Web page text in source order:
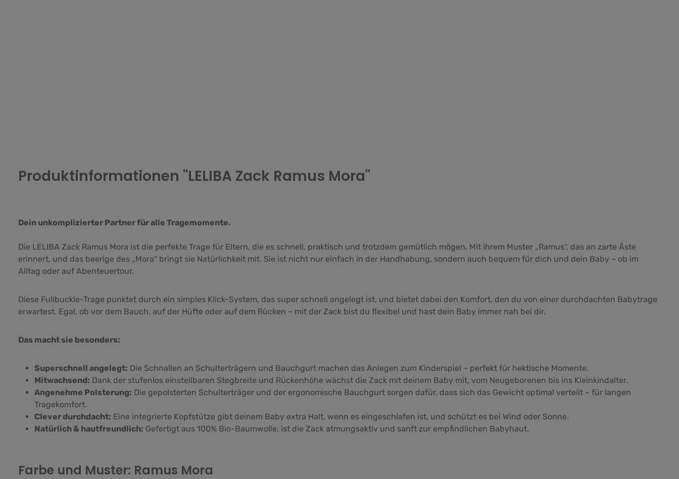
Produktinformationen "LELIBA Zack Ramus Mora"
Dein unkomplizierter Partner für alle Tragemomente.
Die LELIBA Zack Ramus Mora ist die perfekte Trage für Eltern, die es schnell, praktisch und trotzdem gemütlich mögen. Mit ihrem Muster „Ramus“, das an zarte Äste
erinnert, und das beerige des „Mora“ bringt sie Natürlichkeit mit. Sie ist nicht nur einfach in der Handhabung, sondern auch bequem für dich und dein Baby – ob im
Alltag oder auf Abenteuertour.
Diese Fullbuckle-Trage punktet durch ein simples Klick-System, das super schnell angelegt ist, und bietet dabei den Komfort, den du von einer durchdachten Babytrage
erwartest. Egal, ob vor dem Bauch, auf der Hüfte oder auf dem Rücken – mit der Zack bist du flexibel und hast dein Baby immer nah bei dir.
Das macht sie besonders:
Superschnell angelegt: Die Schnallen an Schulterträgern und Bauchgurt machen das Anlegen zum Kinderspiel – perfekt für hektische Momente.
Mitwachsend: Dank der stufenlos einstellbaren Stegbreite und Rückenhöhe wächst die Zack mit deinem Baby mit, vom Neugeborenen bis ins Kleinkindalter.
Angenehme Polsterung: Die gepolsterten Schulterträger und der ergonomische Bauchgurt sorgen dafür, dass sich das Gewicht optimal verteilt – für langen
Tragekomfort.
Clever durchdacht: Eine integrierte Kopfstütze gibt deinem Baby extra Halt, wenn es eingeschlafen ist, und schützt es bei Wind oder Sonne.
Natürlich & hautfreundlich: Gefertigt aus 100% Bio-Baumwolle, ist die Zack atmungsaktiv und sanft zur empfindlichen Babyhaut.
Farbe und Muster: Ramus Mora